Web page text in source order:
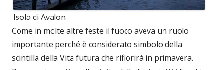
Isola di Avalon
Come in molte altre feste il fuoco aveva un ruolo
importante perché è considerato simbolo della
scintilla della Vita futura che rifiorirà in primavera.